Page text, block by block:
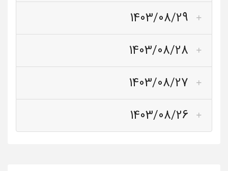
1403/08/29
1403/08/28
1403/08/27
1403/08/26